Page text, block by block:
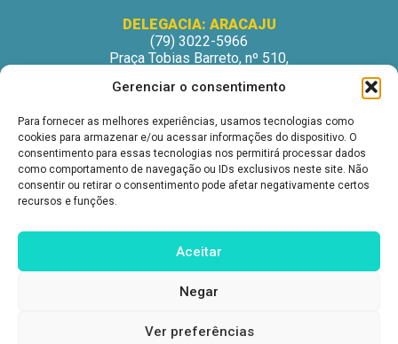
Gerenciar o consentimento
Para fornecer as melhores experiências, usamos tecnologias como
cookies para armazenar e/ou acessar informações do dispositivo. O
consentimento para essas tecnologias nos permitirá processar dados
como comportamento de navegação ou IDs exclusivos neste site. Não
consentir ou retirar o consentimento pode afetar negativamente certos
recursos e funções.
Aceitar
Negar
Ver preferências
DELEGACIA: ARACAJU
(79) 3022-5966
Praça Tobias Barreto, nº 510,
São José – Aracaju/SE
Horário de Atendimento:
Segunda a Sexta-Feira
9h às 12h | 13h às 16h
DELEGACIA: ITABUNA
Avenida Princesa Isabel, nº 395.
Ed. Itabuna Trade Center, sala 914.
São Caetano – Itabuna (BA)
Horário de Atendimento:
9h às 12h | 13h às 16h